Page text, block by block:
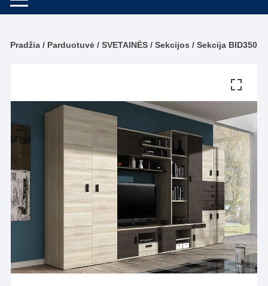
Pradžia / Parduotuvė /SVETAINĖS /Sekcijos / Sekcija BID350